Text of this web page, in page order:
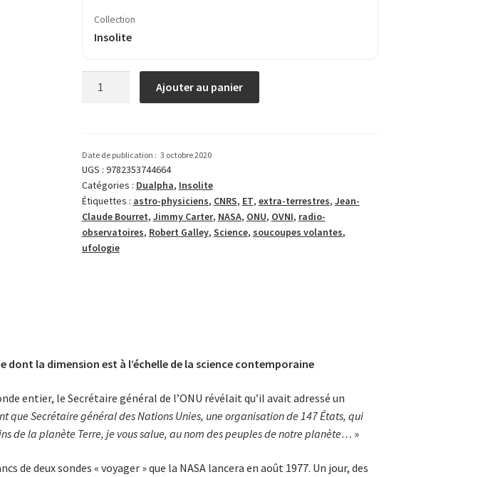
Collection
Insolite
face
aux
extra-
terrestres
Ajouter au panier
Date de publication : 3 octobre 2020
UGS : 9782353744664
Catégories : Dualpha, Insolite
Étiquettes : astro-physiciens, CNRS, ET, extra-terrestres, Jean-
Claude Bourret, Jimmy Carter, NASA, ONU, OVNI, radio­-
observatoires, Robert Galley, Science, soucoupes volantes,
ufologie
dont la dimension est à l’échelle de la science contemporaine
entier, le Secrétaire général de l’ONU révélait qu’il avait adressé un
que Secrétaire général des Nations Unies, une organi­sation de 147 États, qui
de la planète Terre, je vous salue, au nom des peuples de notre planète… »
de deux sondes « voyager » que la NASA lancera en août 1977. Un jour, des